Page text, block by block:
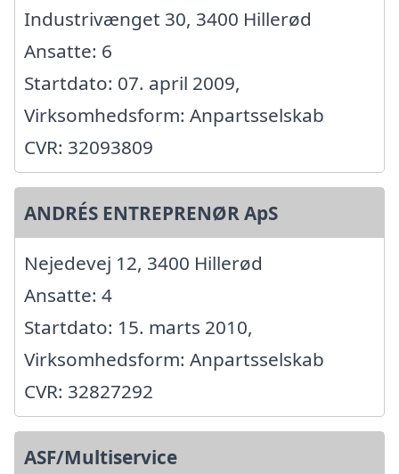
Industrivænget 30, 3400 Hillerød
Ansatte: 6
Startdato: 07. april 2009,
Virksomhedsform: Anpartsselskab
CVR: 32093809
ANDRÉS ENTREPRENØR ApS
Nejedevej 12, 3400 Hillerød
Ansatte: 4
Startdato: 15. marts 2010,
Virksomhedsform: Anpartsselskab
CVR: 32827292
ASF/Multiservice